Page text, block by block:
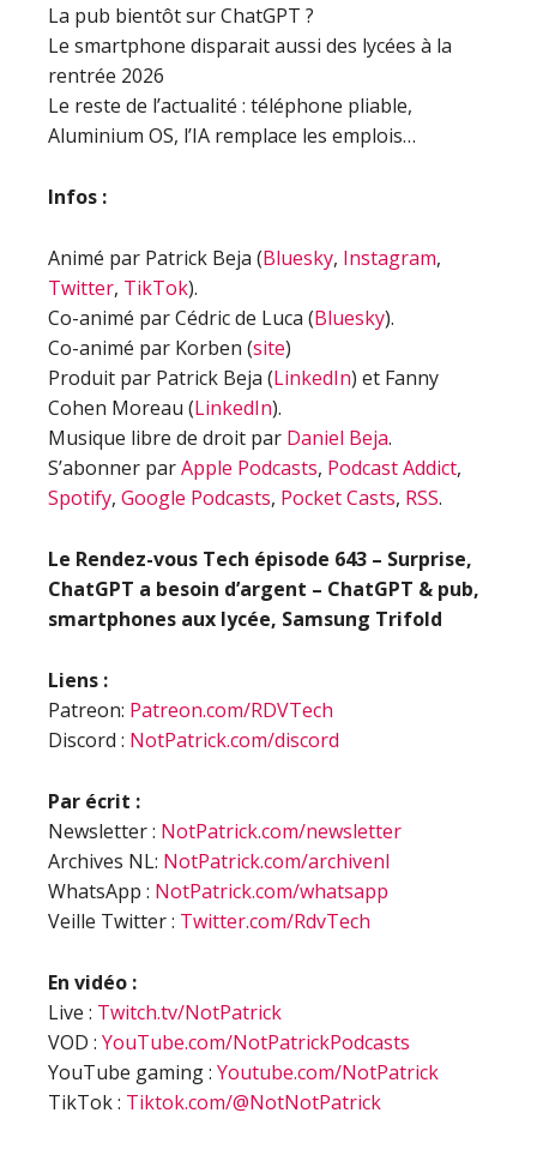
La pub bientôt sur ChatGPT ?
Le smartphone disparait aussi des lycées à la
rentrée 2026
Le reste de l’actualité : téléphone pliable,
Aluminium OS, l’IA remplace les emplois…
Infos :
Animé par Patrick Beja (Bluesky, Instagram,
Twitter, TikTok).
Co-animé par Cédric de Luca (Bluesky).
Co-animé par Korben (site)
Produit par Patrick Beja (LinkedIn) et Fanny
Cohen Moreau (LinkedIn).
Musique libre de droit par Daniel Beja.
S’abonner parApple Podcasts, Podcast Addict,
Spotify, Google Podcasts, Pocket Casts, RSS.
Le Rendez-vous Tech épisode 643 – Surprise,
ChatGPT a besoin d’argent – ChatGPT & pub,
smartphones aux lycée, Samsung Trifold
Liens :
Patreon: Patreon.com/RDVTech
Discord : NotPatrick.com/discord
Par écrit :
Newsletter : NotPatrick.com/newsletter
Archives NL: NotPatrick.com/archivenl
WhatsApp : NotPatrick.com/whatsapp
Veille Twitter : Twitter.com/RdvTech
En vidéo :
Live : Twitch.tv/NotPatrick
VOD : YouTube.com/NotPatrickPodcasts
YouTube gaming : Youtube.com/NotPatrick
TikTok : Tiktok.com/@NotNotPatrick